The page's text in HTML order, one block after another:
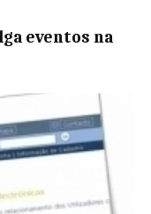
eventos na